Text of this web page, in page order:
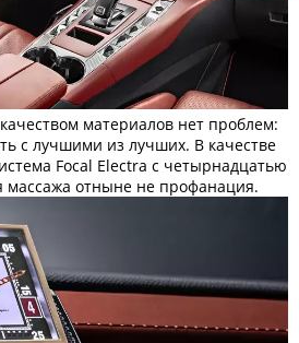
материалов нет проблем:
с лучшими из лучших. В качестве
Focal Electra с четырнадцатью
отныне не профанация.